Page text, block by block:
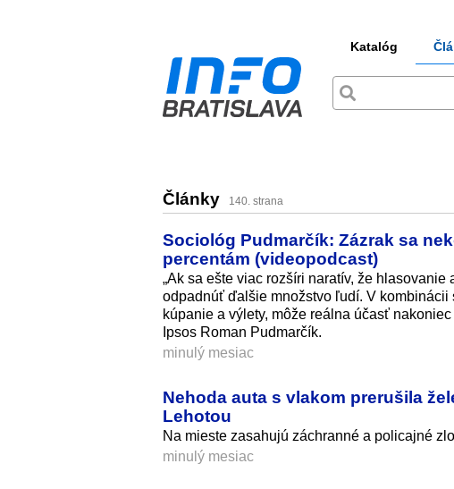
Katalóg
Články 140. strana
Sociológ Pudmarčík: Zázrak sa
percentám (videopodcast)
„Ak sa ešte viac rozšíri naratív, že
odpadnúť ďalšie množstvo ľudí. V
kúpanie a výlety, môže reálna účasť
Ipsos Roman Pudmarčík.
minulý mesiac
Nehoda auta s vlakom prerušila
Lehotou
Na mieste zasahujú záchranné a policajné
minulý mesiac